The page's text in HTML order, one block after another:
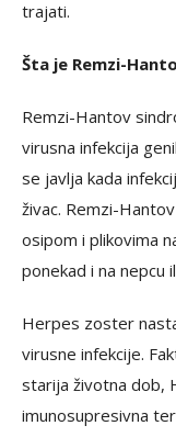
trajati.
Šta je Remzi-
Remzi-Hantov
virusna infekcija
se javlja kada
živac. Remzi-
osipom i plikovima
ponekad i na nepcu
Herpes zoster
virusne infekcije.
starija životna dob,
imunosupresivna